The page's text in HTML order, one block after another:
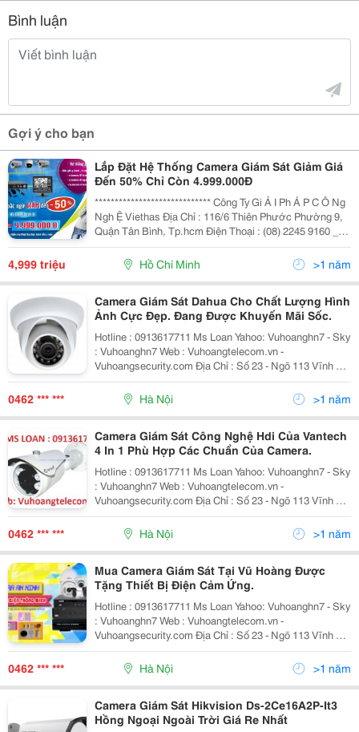
Bình luận
Gợi ý cho bạn
Lắp Đặt Hệ Thống Camera Giám Sát Giảm Giá
Đến 50% Chỉ Còn 4.999.000Đ
***************************** Công Ty Gi Ả I Ph Á P C Ô Ng
Ngh Ệ Viethas Địa Chỉ : 116/6 Thiên Phước Phường 9,
Quận Tân Bình, Tp.hcm Điện Thoại : (08) 2245 9160 _
Website : Sieuthihangcongnghe.com Email :
Duchuy@Viethas.com &Quot;Côn
4,999 triệu Hồ Chí Minh >1 năm
Camera Giám Sát Dahua Cho Chất Lượng Hình
Ảnh Cực Đẹp. Đang Được Khuyến Mãi Sốc.
Hotline : 0913617711 Ms Loan Yahoo: Vuhoanghn7 - Sky
: Vuhoanghn7 Web : Vuhoangtelecom.vn -
Vuhoangsecurity.com Địa Chỉ : Số 23 - Ngõ 113 Vĩnh Hồ
- Đống Đa - Hà Nội Chúng Tôi Không Chỉ Bán 1 Sản
Phẩm, Chúng Tôi Mang Đến Cho
0462 *** *** Hà Nội >1 năm
Camera Giám Sát Công Nghệ Hdi Của Vantech
4 In 1 Phù Hợp Các Chuẩn Của Camera.
Hotline : 0913617711 Ms Loan Yahoo: Vuhoanghn7 - Sky
: Vuhoanghn7 Web : Vuhoangtelecom.vn -
Vuhoangsecurity.com Địa Chỉ : Số 23 - Ngõ 113 Vĩnh Hồ
- Đống Đa - Hà Nội Chúng Tôi Không Chỉ Bán 1 Sản
Phẩm, Chúng Tôi Mang Đến Cho
0462 *** *** Hà Nội >1 năm
Mua Camera Giám Sát Tại Vũ Hoàng Được
Tặng Thiết Bị Điện Cảm Ứng.
Hotline : 0913617711 Ms Loan Yahoo: Vuhoanghn7 - Sky
: Vuhoanghn7 Web : Vuhoangtelecom.vn -
Vuhoangsecurity.com Địa Chỉ : Số 23 - Ngõ 113 Vĩnh Hồ
- Đống Đa - Hà Nội Chúng Tôi Không Chỉ Bán 1 Sản
Phẩm, Chúng Tôi Mang Đến Cho
0462 *** *** Hà Nội >1 năm
Camera Giám Sát Hikvision Ds-2Ce16A2P-It3
Hồng Ngoại Ngoài Trời Giá Re Nhất